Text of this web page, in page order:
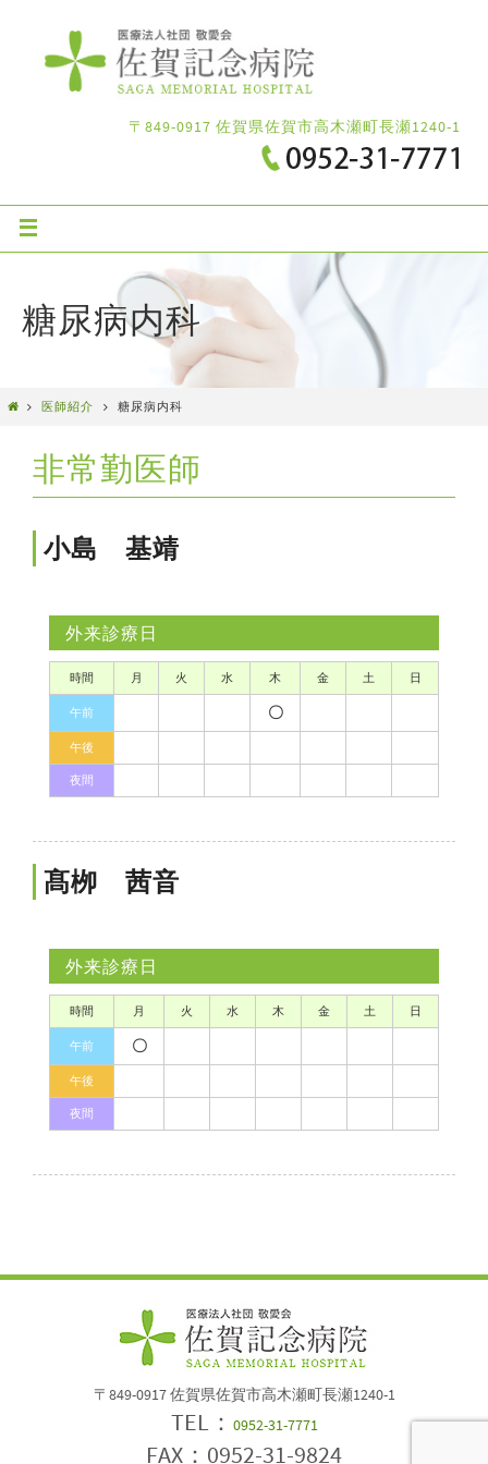
〒849-0917 佐賀県佐賀市高木瀬町長瀬1240-1
糖尿病内科
医師紹介 糖尿病内科
非常勤医師
小島 基靖
外来診療日
時間 月 火 水 木 金 土 日
午前 〇
午後
夜間
髙栁 茜音
外来診療日
時間 月 火 水 木 金 土 日
午前 〇
午後
夜間
〒849-0917 佐賀県佐賀市高木瀬町長瀬1240-1
TEL： 0952-31-7771
FAX：0952-31-9824